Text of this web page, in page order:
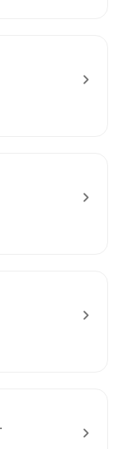
chevron_right
chevron_right
chevron_right
chevron_right